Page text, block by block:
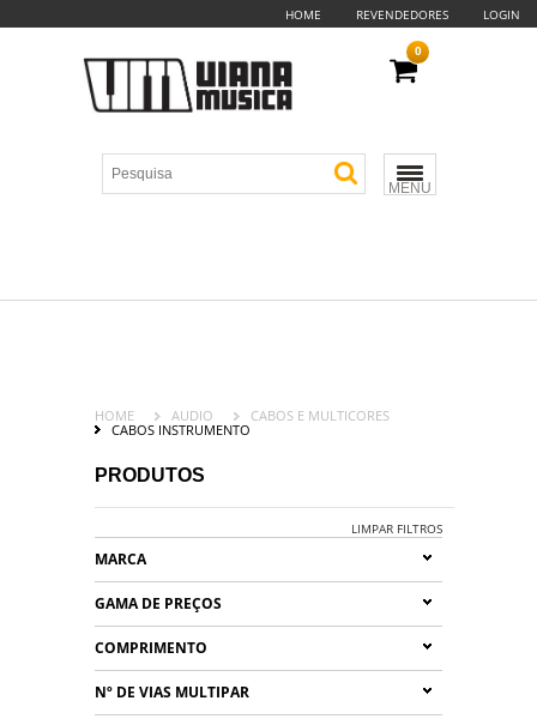
HOME REVENDEDORES LOGIN
MENU
0
HOME AUDIO
CABOS E MULTICORES
CABOS INSTRUMENTO
PRODUTOS
LIMPAR FILTROS
MARCA
GAMA DE PREÇOS
COMPRIMENTO
Nº DE VIAS MULTIPAR